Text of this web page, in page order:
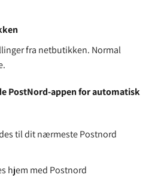
fra netbutikken. Normal
PostNord-appen for automatisk
til dit nærmeste Postnord
hjem med Postnord